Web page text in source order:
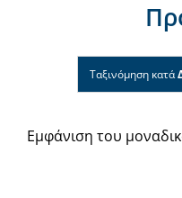
Επικοινωνία
Ταξινόμηση κατά
Εμφάνιση του